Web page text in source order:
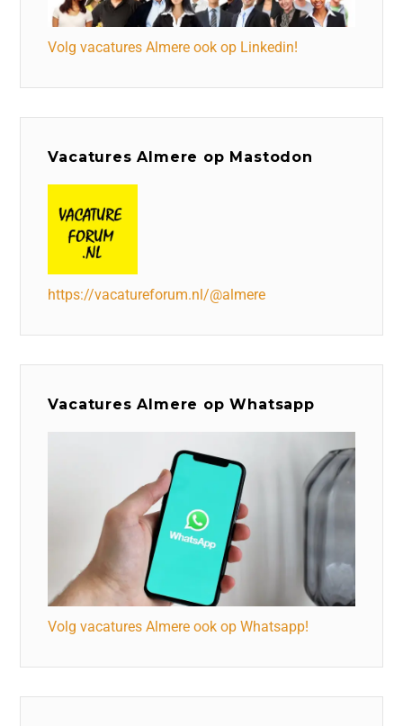
Volg vacatures Almere ook op Linkedin!
Vacatures Almere op Mastodon
https://vacatureforum.nl/@almere
Vacatures Almere op Whatsapp
Volg vacatures Almere ook op Whatsapp!